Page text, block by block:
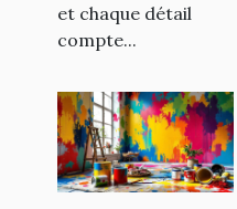
et chaque détail
compte...